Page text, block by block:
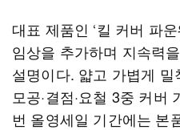
대표 제품인 ‘킬 커버 파
임상을 추가하며 지속력
설명이다. 얇고 가볍게
모공·결점·요철 3중 커버
번 올영세일 기간에는 본